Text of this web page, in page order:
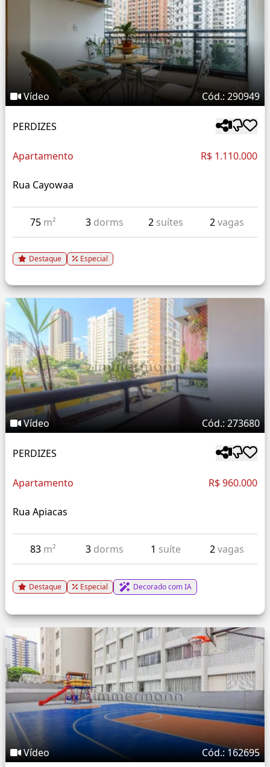
Vídeo Cód.: 290949
PERDIZES
Apartamento R$ 1.110.000
Rua Cayowaa
75 m² 3 dorms 2 suítes 2vagas
Destaque Especial
Vídeo Cód.: 273680
PERDIZES
Apartamento R$ 960.000
Rua Apiacas
83 m² 3 dorms 1 suíte 2vagas
Destaque Especial Decorado com IA
Vídeo Cód.: 162695